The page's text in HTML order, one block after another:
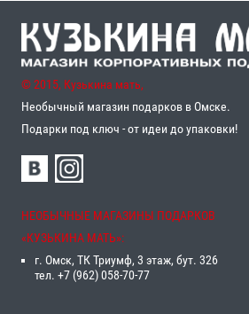
© 2015, Кузькина мать,
Необычный магазин подарков в Омске.
Подарки под ключ - от идеи до упаковки!
НЕОБЫЧНЫЕ МАГАЗИНЫ ПОДАРКОВ
«‎КУЗЬКИНА МАТЬ»‎:
г. Омск, ТК Триумф, 3 этаж, бут. 326
тел. +7 (962) 058-70-77